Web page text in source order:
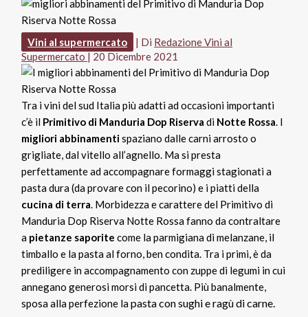
Vini al supermercato | Di Redazione Vini al
Supermercato | 20 Dicembre 2021
Tra i vini del sud Italia più adatti ad occasioni importanti
c’è il Primitivo di Manduria Dop Riserva di Notte Rossa. I
migliori abbinamentispaziano dalle carni arrosto o
grigliate, dal vitello all’agnello. Ma si presta
perfettamente ad accompagnare formaggi stagionati a
pasta dura (da provare con il pecorino) e i piatti della
cucina di terra. Morbidezza e carattere del Primitivo di
Manduria Dop Riserva Notte Rossa fanno da contraltare
a pietanze saporite come la parmigiana di melanzane, il
timballo e la pasta al forno, ben condita. Tra i primi, è da
prediligere in accompagnamento con zuppe di legumi in cui
annegano generosi morsi di pancetta. Più banalmente,
sposa alla perfezione lapasta con sughi e ragù di carne.